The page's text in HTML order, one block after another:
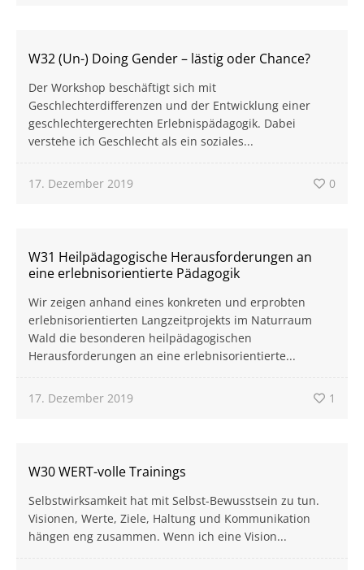
W32 (Un-) Doing Gender – lästig oder Chance?
Der Workshop beschäftigt sich mit
Geschlechterdifferenzen und der Entwicklung einer
geschlechtergerechten Erlebnispädagogik. Dabei
verstehe ich Geschlecht als ein soziales...
17. Dezember 2019 0
W31 Heilpädagogische Herausforderungen an
eine erlebnisorientierte Pädagogik
Wir zeigen anhand eines konkreten und erprobten
erlebnisorientierten Langzeitprojekts im Naturraum
Wald die besonderen heilpädagogischen
Herausforderungen an eine erlebnisorientierte...
17. Dezember 2019 1
W30 WERT-volle Trainings
Selbstwirksamkeit hat mit Selbst-Bewusstsein zu tun.
Visionen, Werte, Ziele, Haltung und Kommunikation
hängen eng zusammen. Wenn ich eine Vision...